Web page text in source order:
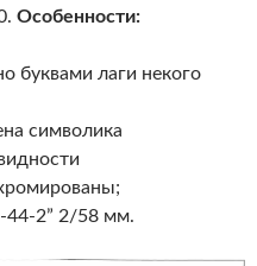
Особенности:
буквами лаги некого
символика
44-2” 2/58 мм.